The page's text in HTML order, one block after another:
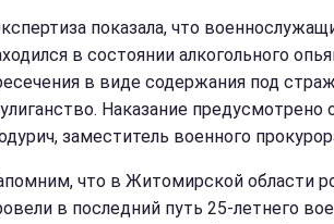
показала, что
в состоянии алкогольного
в виде содержания под
Наказание предусмотрено
заместитель военного
что в Житомирской области
в последний путь 25-летнего